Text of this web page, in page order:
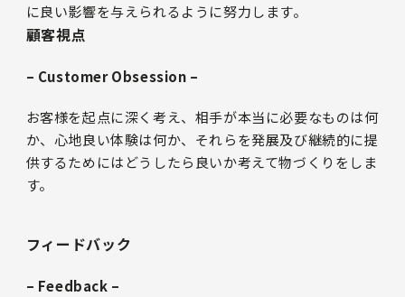
に良い影響を与えられるように努力します。
顧客視点
– Customer Obsession –
お客様を起点に深く考え、相手が本当に必要なものは何
か、心地良い体験は何か、それらを発展及び継続的に提
供するためにはどうしたら良いか考えて物づくりをしま
す。
フィードバック
– Feedback –